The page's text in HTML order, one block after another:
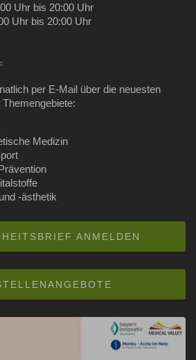
Uhr bis 20:00 Uhr
Uhr bis 20:00 Uhr
per E-Mail über die neuesten
Medizin
-ästhetik
ANMELDEN